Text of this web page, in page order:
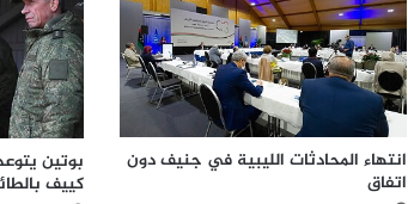
انتهاء المحادثات الليبية في جنيف دون
اتفاق
بوتين
كييف